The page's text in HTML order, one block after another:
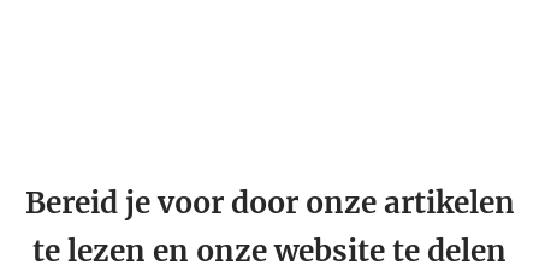
Bereid je voor door onze artikelen
te lezen en onze website te delen